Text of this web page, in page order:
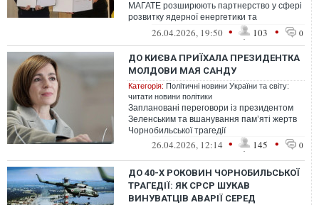
МАГАТЕ розширюють партнерство у сфері
розвитку ядерної енергетики та
відновлення енергетичної інфраструктури
26.04.2026, 19:50 • 103 • 0
ДО КИЄВА ПРИЇХАЛА ПРЕЗИДЕНТКА
МОЛДОВИ МАЯ САНДУ
Категорія: Політичні новини України та світу:
читати новини політики
Заплановані переговори із президентом
Зеленським та вшанування пам’яті жертв
Чорнобильської трагедії
26.04.2026, 12:14 • 145 • 0
ДО 40-Х РОКОВИН ЧОРНОБИЛЬСЬКОЇ
ТРАГЕДІЇ: ЯК СРСР ШУКАВ
ВИНУВАТЦІВ АВАРІЇ СЕРЕД